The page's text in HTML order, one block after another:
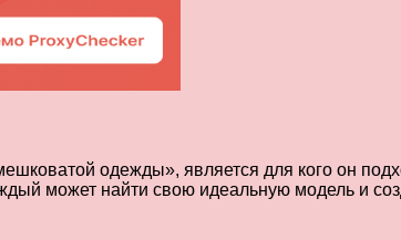
одежды», является для кого он
может найти свою идеальную модель и